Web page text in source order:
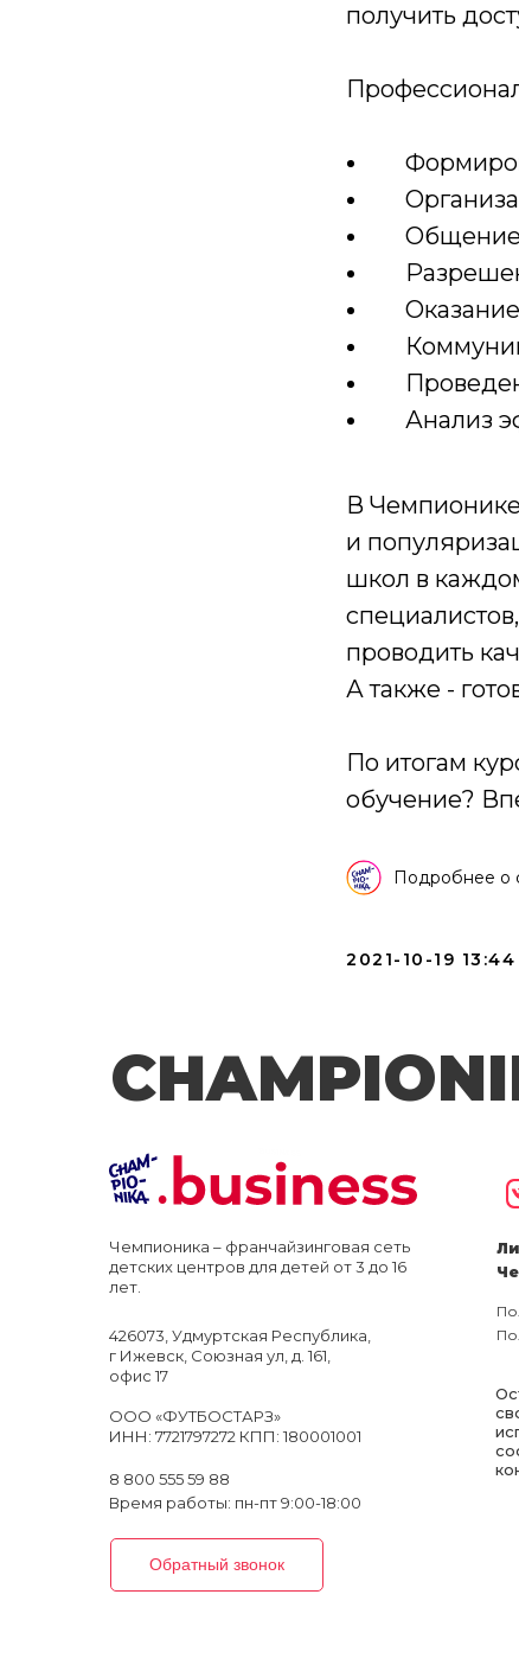
получить
Общение
Оказание
Анализ
В
и
школ в
проводить
А также -
По итогам
обучение?
Подробнее о
2021-10-19 13:44
426073, Удмуртская Республика,
г Ижевск, Союзная ул, д. 161,
офис 17
ООО «ФУТБОСТАРЗ»
ИНН: 7721797272 КПП: 180001001
Чемпионика – франчайзинговая сеть
детских центров для детей от 3 до 16
лет.
8 800 555 59 88
Время работы: пн-пт 9:00-18:00
Обратный звонок